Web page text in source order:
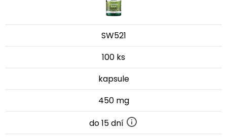
SW521
100 ks
kapsule
450 mg
do 15 dní